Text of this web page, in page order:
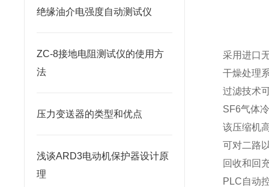
绝缘油介电强度自动测试仪
ZC-8接地电阻测试仪的使用方
法
压力变送器的类型和优点
浅谈ARD3电动机保护器设计原
理
采用进口
干燥处理
过滤技术
SF6气体
该压缩机
可对二路
回收和回
PLC自动